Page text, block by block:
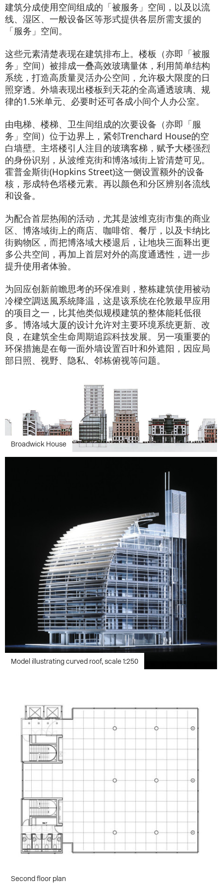
建筑分成使用空间组成的「被服务」空间，以及以流
线、湿区、一般设备区等形式提供各层所需支援的
「服务」空间。
这些元素清楚表现在建筑排布上。楼板（亦即「被服
务」空间）被排成一叠高效玻璃量体，利用简单结构
系统，打造高质量灵活办公空间，允许极大限度的日
照穿透。外墙表现出楼板到天花的全高通透玻璃、规
律的1.5米单元、必要时还可各成小间个人办公室。
由电梯、楼梯、卫生间组成的次要设备（亦即「服
务」空间）位于边界上，紧邻Trenchard House的空
白墙壁。主塔楼引人注目的玻璃客梯，赋予大楼强烈
的身份识别，从波维克街和博洛域街上皆清楚可见。
霍普金斯街(Hopkins Street)这一侧设置额外的设备
核，形成特色塔楼元素。再以颜色和分区辨别各流线
和设备。
为配合首层热闹的活动，尤其是波维克街市集的商业
区、博洛域街上的商店、咖啡馆、餐厅，以及卡纳比
街购物区，而把博洛域大楼退后，让地块三面释出更
多公共空间，再加上首层对外的高度通透性，进一步
提升使用者体验。
为回应创新前瞻思考的环保准则，整栋建筑使用被动
冷樑空調送風系統降温，这是该系统在伦敦最早应用
的项目之一，比其他类似规模建筑的整体能耗低很
多。博洛域大厦的设计允许对主要环境系统更新、改
良，在建筑全生命周期追踪科技发展。另一项重要的
环保措施是在每一面外墙设置百叶和外遮阳，因应局
部日照、视野、隐私、邻栋俯视等问题。